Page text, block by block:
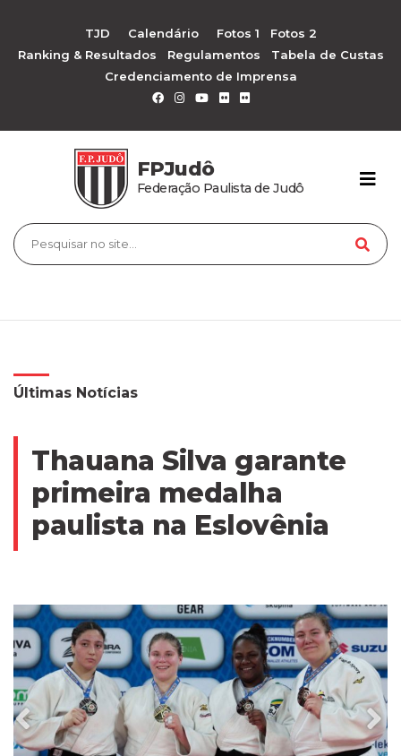
TJD Calendário Fotos 1
Fotos 2
Ranking & Resultados
Regulamentos
Tabela de Custas
Credenciamento de Imprensa
FPJudô
Federação Paulista de Judô
Últimas Notícias
Thauana Silva garante
primeira medalha
paulista na Eslovênia